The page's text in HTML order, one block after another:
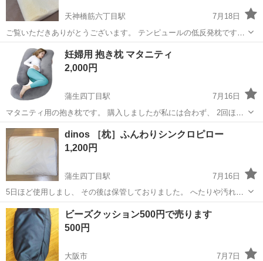
天神橋筋六丁目駅
7月18日
ご覧いただきありがとうございます。 テンピュールの低反発枕です。
使用期間は約一年でニオイや汚れはほとんどありません。 ペットなど
も飼っておりません。
大阪 大阪市 天神橋筋六丁目駅
妊婦用 抱き枕 マタニティ
2,000円
蒲生四丁目駅
7月16日
マタニティ用の抱き枕です。 購入しましたが私には合わず、 2回ほど
使用し、保管しておりました。 へたりなどなく、ほぼ未使用品です。
6000円くらいで購入しました。 ※現物の写真は追って更新します。
大阪 大阪市 蒲生四丁目駅 寝具
dinos ［枕］ふんわりシンクロピロー
1,200円
蒲生四丁目駅
7月16日
5日ほど使用しまし、 その後は保管しておりました。 へたりや汚れも
なく、まだまだご使用頂けます。 定価9819円
https://www.dinos.co.jp/p/1357300496/
大阪 大阪市 蒲生四丁目駅
ビーズクッション500円で売ります
500円
大阪市
7月7日